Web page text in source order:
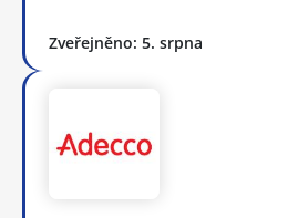
Zveřejněno: 5. srpna